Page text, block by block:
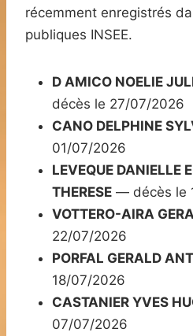
récemment enregistrés
publiques INSEE.
D AMICO NOELIE
décès le 27/07/2026
CANO DELPHINE
01/07/2026
LEVEQUE DANIELLE
THERESE — décès le
VOTTERO-AIRA
22/07/2026
PORFAL GERALD
18/07/2026
CASTANIER YVES
07/07/2026